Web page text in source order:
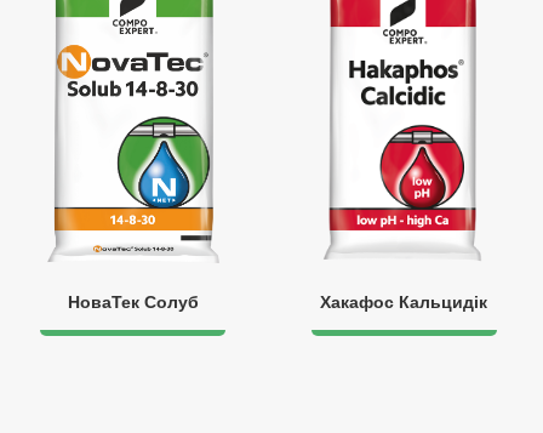
НоваТек Солуб Хакафос Кальцидік